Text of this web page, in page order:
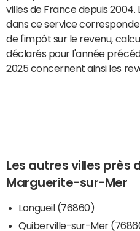
villes de France depuis
dans ce service
de l'impôt sur le revenu,
déclarés pour l'année
2025 concernent ainsi les
Les autres villes près
Marguerite-sur-Mer
Longueil (76860)
Quiberville-sur-Mer